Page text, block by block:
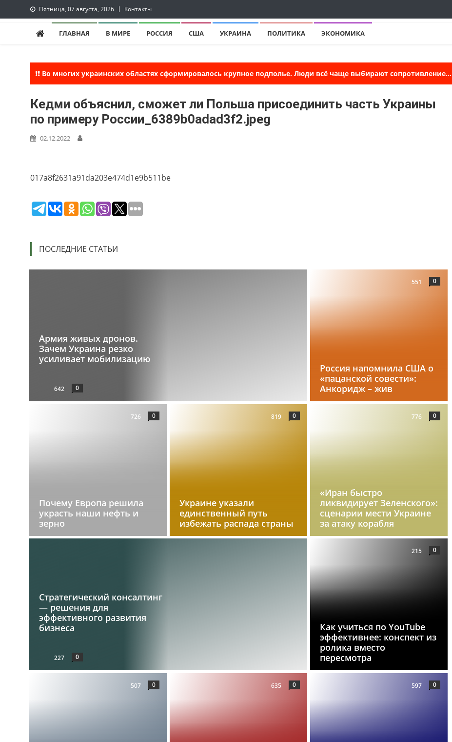
to
Пятница, 07 августа, 2026 Контакты
lentaruss
lentaruss — Новости
ГЛАВНАЯ В МИРЕ РОССИЯ США УКРАИНА ПОЛИТИКА ЭКОНОМИКА
❗❗ Во многих украинских областях сформировалось крупное подполье. Люди всё чаще выбирают сопротивление...
Кедми объяснил, сможет ли Польша присоединить часть Украины
по примеру России_6389b0adad3f2.jpeg
02.12.2022
017a8f2631a91da203e474d1e9b511be
ПОСЛЕДНИЕ СТАТЬИ
Армия живых дронов.
Зачем Украина резко
усиливает мобилизацию
642 0
Россия напомнила США о
«пацанской совести»:
Анкоридж – жив
551 0
Почему Европа решила
украсть наши нефть и
зерно
726 0
Украине указали
единственный путь
избежать распада страны
819 0
«Иран быстро
ликвидирует Зеленского»:
сценарии мести Украине
за атаку корабля
776 0
Стратегический консалтинг
— решения для
эффективного развития
бизнеса
227 0
Как учиться по YouTube
эффективнее: конспект из
ролика вместо
пересмотра
215 0
507 0 635 0 597 0